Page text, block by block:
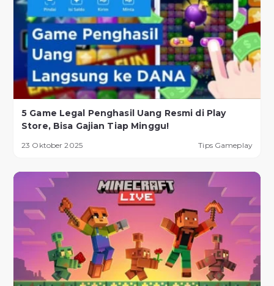
5 Game Legal Penghasil Uang Resmi di Play
Store, Bisa Gajian Tiap Minggu!
23 Oktober 2025 Tips Gameplay